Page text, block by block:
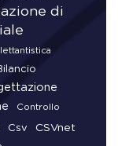
di
Controllo
Csv CSVnet